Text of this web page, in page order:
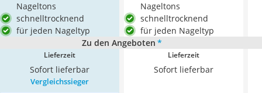
Nageltons
schnelltrocknend
für jeden Nageltyp
Nageltons
schnelltrocknend
für jeden Nageltyp
Zu den Angeboten *
Lieferzeit
Sofort lieferbar
Lieferzeit
Sofort lieferbar
Vergleichssieger